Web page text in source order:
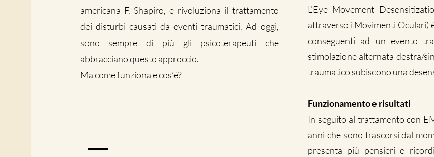
americana F. Shapiro, e rivoluziona il trattamento
dei disturbi causati da eventi traumatici. Ad oggi,
sono sempre di più gli psicoterapeuti che
abbracciano questo approccio.
Ma come funziona e cos’è?
L’Eye Movement
attraverso i Movimenti Oculari)
conseguenti ad un evento
stimolazione alternata destra/
traumatico subiscono una
Funzionamento e risultati
In seguito al trattamento con
anni che sono trascorsi dal
presenta più pensieri e